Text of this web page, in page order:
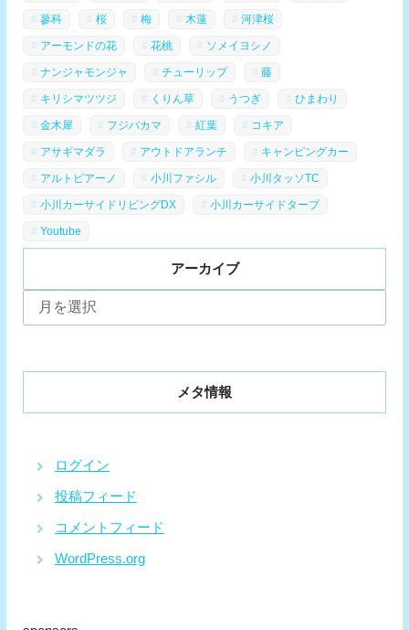
蓼科 桜 梅 木蓮 河津桜
アーモンドの花 花桃 ソメイヨシノ
ナンジャモンジャ チューリップ 藤
キリシマツツジ くりん草 うつぎ ひまわり
金木犀 フジバカマ 紅葉 コキア
アサギマダラ アウトドアランチ キャンピングカー
アルトピアーノ 小川ファシル 小川タッソTC
小川カーサイドリビングDX 小川カーサイドタープ
Youtube
アーカイブ
ー
メタ情報
ログイン
投稿フィード
コメントフィード
WordPress.org